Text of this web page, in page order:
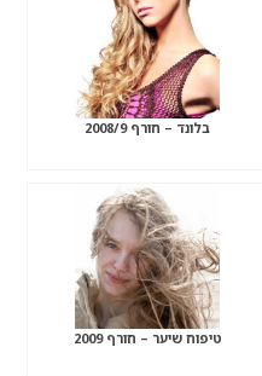
בלונד – חורף 2008/9
טיפוח שיער – חורף 2009